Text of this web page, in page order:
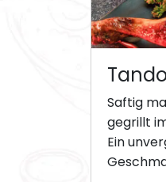
Saftig
gegrillt
Ein